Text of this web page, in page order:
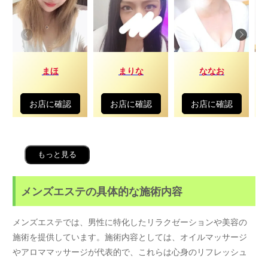
まほ
お店に確認
まりな
お店に確認
ななお
お店に確認
もっと見る
メンズエステの具体的な施術内容
メンズエステでは、男性に特化したリラクゼーションや美容の
施術を提供しています。施術内容としては、オイルマッサージ
やアロママッサージが代表的で、これらは心身のリフレッシュ